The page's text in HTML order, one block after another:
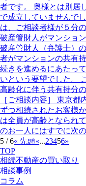
者です。 奥様とは別居
で成立していませんで
は、ご相談者様が５分
破産管財人がマンショ
破産管財人（弁護士）
者がマンションの共有
続きを進めるにあたっ
いという要望でした。
高齢化に伴う共有持分
［ご相談内容］ 東京都
ずつ相続されたお客様
は全員が高齢となられ
のお一人にはすでに次
5 / 6« 先頭«...23456»
TOP
相続不動産の買い取り
相談事例
コラム